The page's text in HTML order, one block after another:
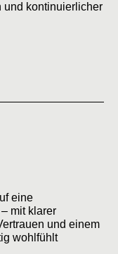
und kontinuierlicher
eine
mit klarer
und einem
wohlfühlt